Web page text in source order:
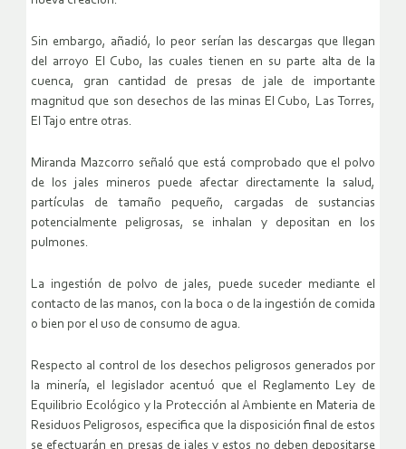
Sin embargo, añadió, lo peor serían las descargas que llegan
del arroyo El Cubo, las cuales tienen en su parte alta de la
cuenca, gran cantidad de presas de jale de importante
magnitud que son desechos de las minas El Cubo, Las Torres,
El Tajo entre otras.
Miranda Mazcorro señaló que está comprobado que el polvo
de los jales mineros puede afectar directamente la salud,
partículas de tamaño pequeño, cargadas de sustancias
potencialmente peligrosas, se inhalan y depositan en los
pulmones.
La ingestión de polvo de jales, puede suceder mediante el
contacto de las manos, con la boca o de la ingestión de comida
o bien por el uso de consumo de agua.
Respecto al control de los desechos peligrosos generados por
la minería, el legislador acentuó que el Reglamento Ley de
Equilibrio Ecológico y la Protección al Ambiente en Materia de
Residuos Peligrosos, especifica que la disposición final de estos
se efectuarán en presas de jales y estos no deben depositarse